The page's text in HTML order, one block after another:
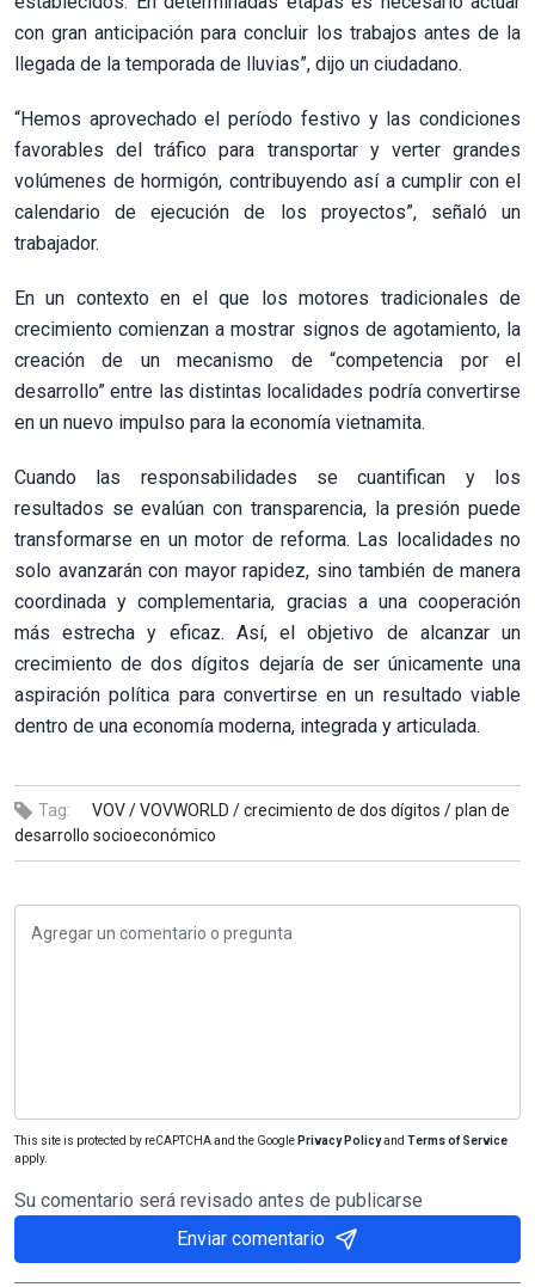
con gran anticipación para concluir los trabajos antes de la
llegada de la temporada de lluvias”, dijo un ciudadano.
“Hemos aprovechado el período festivo y las condiciones
favorables del tráfico para transportar y verter grandes
volúmenes de hormigón, contribuyendo así a cumplir con el
calendario de ejecución de los proyectos”, señaló un
trabajador.
En un contexto en el que los motores tradicionales de
crecimiento comienzan a mostrar signos de agotamiento, la
creación de un mecanismo de “competencia por el
desarrollo” entre las distintas localidades podría convertirse
en un nuevo impulso para la economía vietnamita.
Cuando las responsabilidades se cuantifican y los
resultados se evalúan con transparencia, la presión puede
transformarse en un motor de reforma. Las localidades no
solo avanzarán con mayor rapidez, sino también de manera
coordinada y complementaria, gracias a una cooperación
más estrecha y eficaz. Así, el objetivo de alcanzar un
crecimiento de dos dígitos dejaría de ser únicamente una
aspiración política para convertirse en un resultado viable
dentro de una economía moderna, integrada y articulada.
Tag: VOV /VOVWORLD /crecimiento de dos dígitos /plan de
desarrollo socioeconómico
This site is protected by reCAPTCHA and the Google Privacy Policyand Terms of Service
apply.
Su comentario será revisado antes de publicarse
Enviar comentario